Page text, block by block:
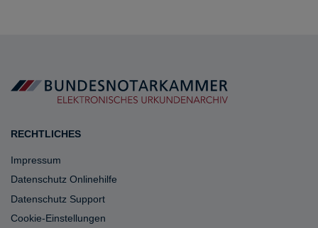
RECHTLICHES
Impressum
Datenschutz Onlinehilfe
Datenschutz Support
Cookie-Einstellungen